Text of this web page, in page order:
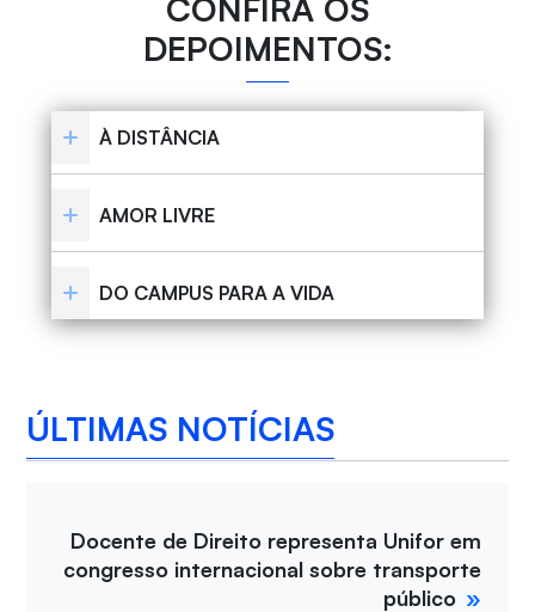
CONFIRA OS
DEPOIMENTOS:
À DISTÂNCIA
AMOR LIVRE
DO CAMPUS PARA A VIDA
ÚLTIMAS NOTÍCIAS
Docente de Direito representa Unifor em
congresso internacional sobre transporte
público